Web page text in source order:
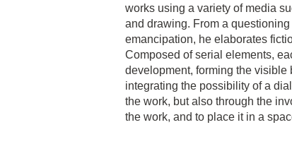
works using a variety of media
and drawing. From a
emancipation, he elaborates
Composed of serial elements,
development, forming the
integrating the possibility of a
the work, but also through the
the work, and to place it in a